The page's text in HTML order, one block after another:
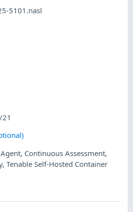
5101.nasl
, Continuous Assessment,
,Tenable Self-Hosted Container